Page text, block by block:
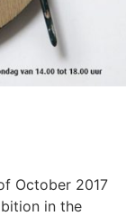
October 2017
in the